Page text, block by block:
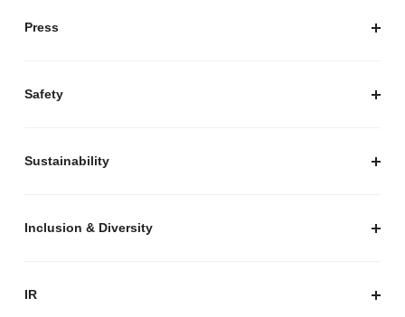
Press
Safety
Sustainability
Inclusion & Diversity
IR